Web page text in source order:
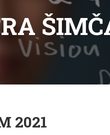
2021